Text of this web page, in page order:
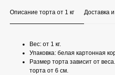
Описание торта от 1 кг Доставка
Вес: от 1 кг.
Упаковка: белая картонная
Размер торта зависит от
торта от 6 см.